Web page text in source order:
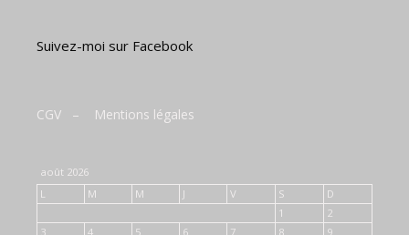
Suivez-moi sur Facebook
CGV – Mentions légales
août 2026
L
M M J V S
D
1
2
3
4 5 6 7 8 9